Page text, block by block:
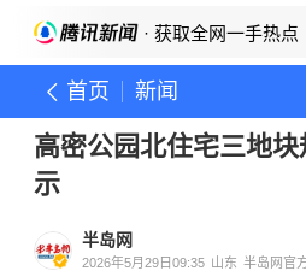
· 获取全网一手热点
首页 新闻
高密公园北住宅三地
示
半岛网
2026年5月29日09:35 山东 半岛网官